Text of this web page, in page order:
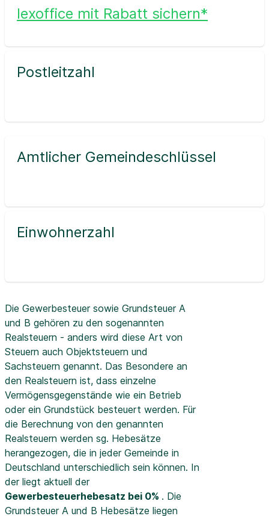
lexoffice mit Rabatt sichern*
Postleitzahl
Amtlicher Gemeindeschlüssel
Einwohnerzahl
Die Gewerbesteuer sowie Grundsteuer A
und B gehören zu den sogenannten
Realsteuern - anders wird diese Art von
Steuern auch Objektsteuern und
Sachsteuern genannt. Das Besondere an
den Realsteuern ist, dass einzelne
Vermögensgegenstände wie ein Betrieb
oder ein Grundstück besteuert werden. Für
die Berechnung von den genannten
Realsteuern werden sg. Hebesätze
herangezogen, die in jeder Gemeinde in
Deutschland unterschiedlich sein können. In
der liegt aktuell der
Gewerbesteuerhebesatz bei 0% . Die
Grundsteuer A und B Hebesätze liegen